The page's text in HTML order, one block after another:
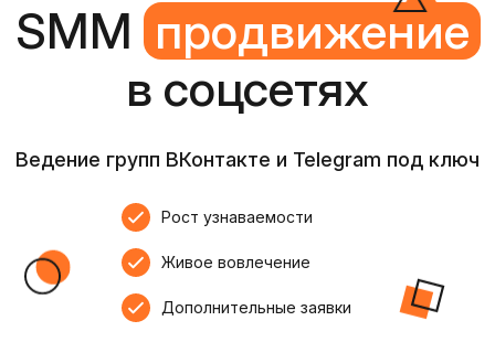
SMM продвижение
в соцсетях
Ведение групп ВКонтакте и Telegram под ключ
Рост узнаваемости
Живое вовлечение
Дополнительные заявки